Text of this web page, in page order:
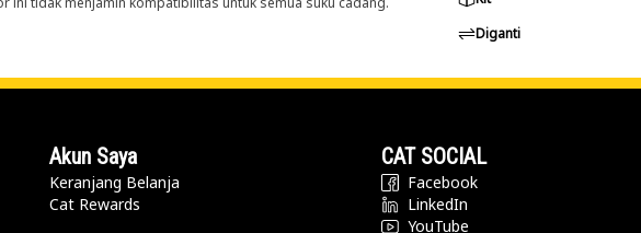
Diganti
Akun Saya
Keranjang Belanja
Cat Rewards
CAT SOCIAL
Facebook
LinkedIn
YouTube